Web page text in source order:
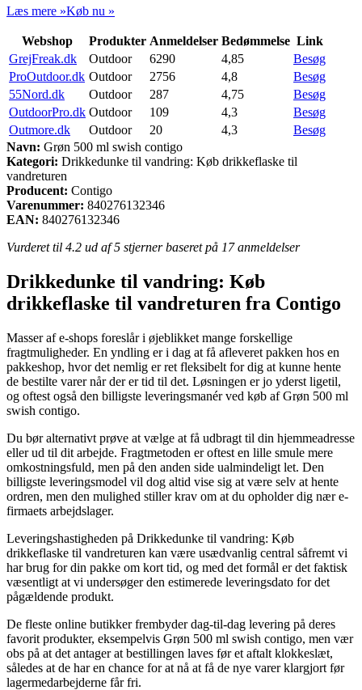
Læs mere »Køb nu »
Webshop Produkter Anmeldelser Bedømmelse Link
GrejFreak.dk
Outdoor 6290 4,85
Besøg
ProOutdoor.dk Outdoor 2756 4,8
Besøg
55Nord.dk
Outdoor 287 4,75
Besøg
OutdoorPro.dk Outdoor 109 4,3
Besøg
Outmore.dk
Outdoor 20 4,3
Besøg
Navn: Grøn 500 ml swish contigo
Kategori: Drikkedunke til vandring: Køb drikkeflaske til
vandreturen
Producent: Contigo
Varenummer: 840276132346
EAN: 840276132346
Vurderet til 4.2 ud af 5 stjerner baseret på 17anmeldelser
Drikkedunke til vandring: Køb
drikkeflaske til vandreturen fra Contigo
Masser af e-shops foreslår i øjeblikket mange forskellige
fragtmuligheder. En yndling er i dag at få afleveret pakken hos en
pakkeshop, hvor det nemlig er ret fleksibelt for dig at kunne hente
de bestilte varer når der er tid til det. Løsningen er jo yderst ligetil,
og oftest også den billigste leveringsmanér ved køb af Grøn 500 ml
swish contigo.
Du bør alternativt prøve at vælge at få udbragt til din hjemmeadresse
eller ud til dit arbejde. Fragtmetoden er oftest en lille smule mere
omkostningsfuld, men på den anden side ualmindeligt let. Den
billigste leveringsmodel vil dog altid vise sig at være selv at hente
ordren, men den mulighed stiller krav om at du opholder dig nær e-
firmaets arbejdslager.
Leveringshastigheden på Drikkedunke til vandring: Køb
drikkeflaske til vandreturen kan være usædvanlig central såfremt vi
har brug for din pakke om kort tid, og med det formål er det faktisk
væsentligt at vi undersøger den estimerede leveringsdato for det
pågældende produkt.
De fleste online butikker frembyder dag-til-dag levering på deres
favorit produkter, eksempelvis Grøn 500 ml swish contigo, men vær
obs på at det antager at bestillingen laves før et aftalt klokkeslæt,
således at de har en chance for at nå at få de nye varer klargjort før
lagermedarbejderne får fri.